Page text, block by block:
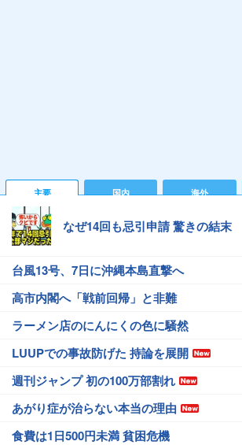
主要 国内 海外
なぜ14回も忌引申請 驚きの結末
台風13号、7日に沖縄本島直撃へ
高市内閣へ「戦前回帰」と非難
ラーメン店のにんにくの色に騒然
LUUPでの事故防げた 持論を展開
週刊ジャンプ 初の100万部割れ
あがり症が治らない本当の理由
食費は1日500円未満 貧困危機